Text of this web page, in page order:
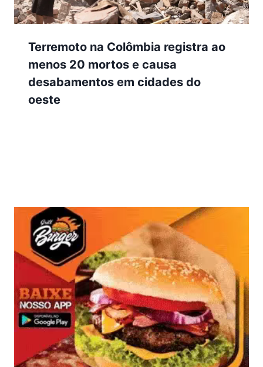
Terremoto na Colômbia registra ao
menos 20 mortos e causa
desabamentos em cidades do
oeste